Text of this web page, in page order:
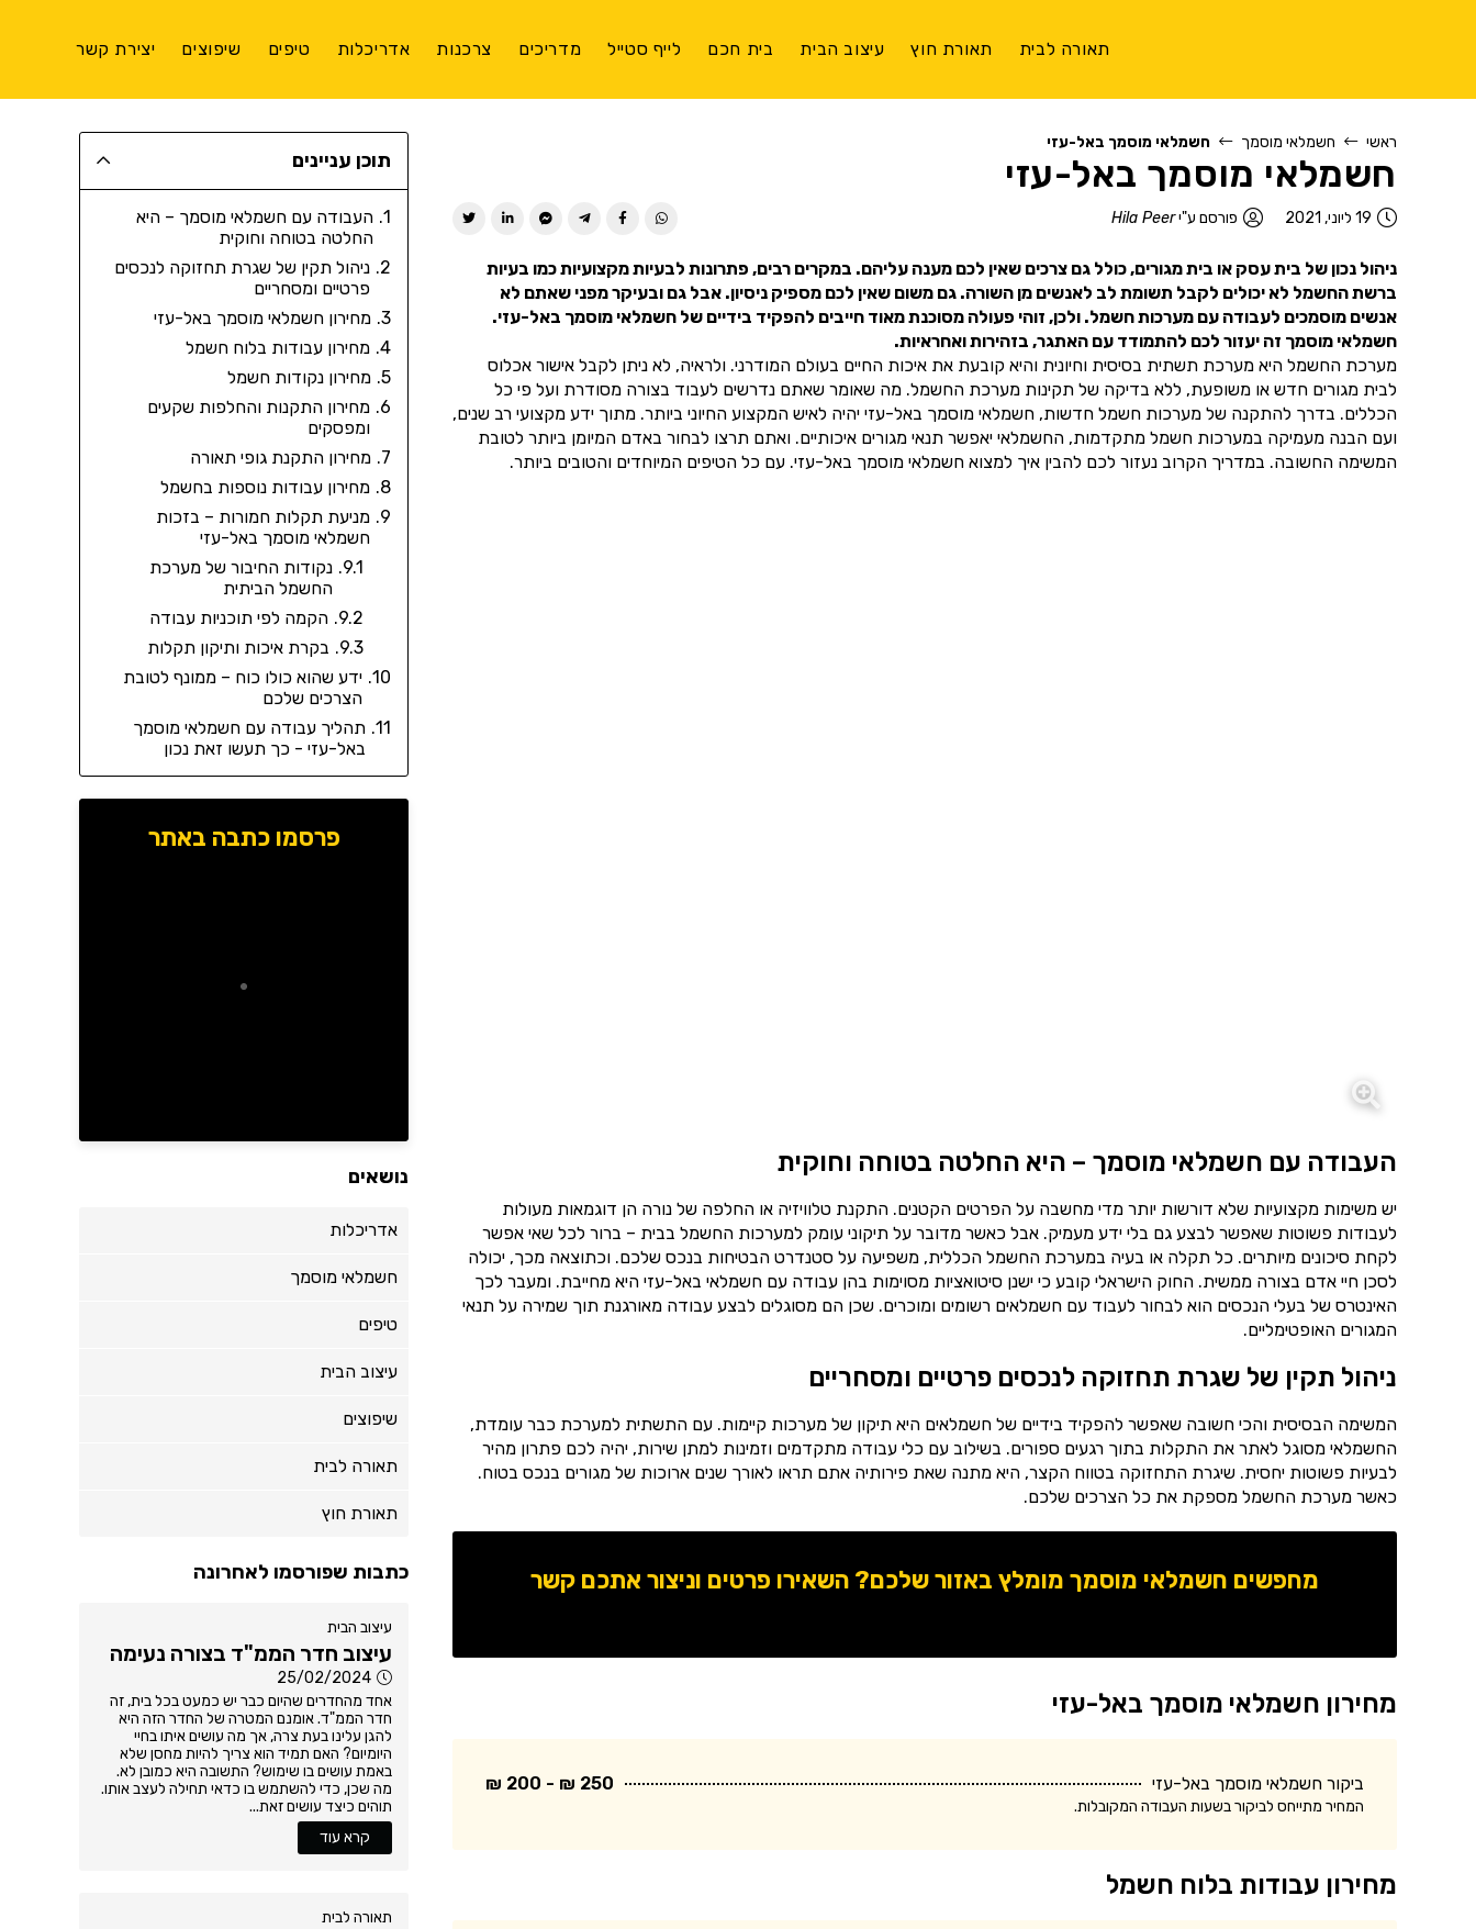
תאורה לבית תאורת חוץ עיצוב הבית בית חכם לייף סטייל מדריכים צרכנות אדריכלות טיפים שיפוצים יצירת קשר
ראשי חשמלאי מוסמך חשמלאי מוסמך באל-עזי
חשמלאי מוסמך באל-עזי
19 ליוני, 2021 פורסם ע"יHila Peer
ניהול נכון של בית עסק או בית מגורים, כולל גם צרכים שאין לכם מענה עליהם. במקרים רבים, פתרונות לבעיות מקצועיות כמו בעיות
ברשת החשמל לא יכולים לקבל תשומת לב לאנשים מן השורה. גם משום שאין לכם מספיק ניסיון. אבל גם ובעיקר מפני שאתם לא
אנשים מוסמכים לעבודה עם מערכות חשמל. ולכן, זוהי פעולה מסוכנת מאוד חייבים להפקיד בידיים של חשמלאי מוסמך באל-עזי.
חשמלאי מוסמך זה יעזור לכם להתמודד עם האתגר, בזהירות ואחראיות.
מערכת החשמל היא מערכת תשתית בסיסית וחיונית והיא קובעת את איכות החיים בעולם המודרני. ולראיה, לא ניתן לקבל אישור אכלוס
לבית מגורים חדש או משופעת, ללא בדיקה של תקינות מערכת החשמל. מה שאומר שאתם נדרשים לעבוד בצורה מסודרת ועל פי כל
הכללים. בדרך להתקנה של מערכות חשמל חדשות, חשמלאי מוסמך באל-עזי יהיה לאיש המקצוע החיוני ביותר. מתוך ידע מקצועי רב שנים,
ועם הבנה מעמיקה במערכות חשמל מתקדמות, החשמלאי יאפשר תנאי מגורים איכותיים. ואתם תרצו לבחור באדם המיומן ביותר לטובת
המשימה החשובה. במדריך הקרוב נעזור לכם להבין איך למצוא חשמלאי מוסמך באל-עזי. עם כל הטיפים המיוחדים והטובים ביותר.
העבודה עם חשמלאי מוסמך – היא החלטה בטוחה וחוקית
יש משימות מקצועיות שלא דורשות יותר מדי מחשבה על הפרטים הקטנים. התקנת טלוויזיה או החלפה של נורה הן דוגמאות מעולות
לעבודות פשוטות שאפשר לבצע גם בלי ידע מעמיק. אבל כאשר מדובר על תיקוני עומק למערכות החשמל בבית – ברור לכל שאי אפשר
לקחת סיכונים מיותרים. כל תקלה או בעיה במערכת החשמל הכללית, משפיעה על סטנדרט הבטיחות בנכס שלכם. וכתוצאה מכך, יכולה
לסכן חיי אדם בצורה ממשית. החוק הישראלי קובע כי ישנן סיטואציות מסוימות בהן עבודה עם חשמלאי באל-עזי היא מחייבת. ומעבר לכך
האינטרס של בעלי הנכסים הוא לבחור לעבוד עם חשמלאים רשומים ומוכרים. שכן הם מסוגלים לבצע עבודה מאורגנת תוך שמירה על תנאי
המגורים האופטימליים.
ניהול תקין של שגרת תחזוקה לנכסים פרטיים ומסחריים
המשימה הבסיסית והכי חשובה שאפשר להפקיד בידיים של חשמלאים היא תיקון של מערכות קיימות. עם התשתית למערכת כבר עומדת,
החשמלאי מסוגל לאתר את התקלות בתוך רגעים ספורים. בשילוב עם כלי עבודה מתקדמים וזמינות למתן שירות, יהיה לכם פתרון מהיר
לבעיות פשוטות יחסית. שיגרת התחזוקה בטווח הקצר, היא מתנה שאת פירותיה אתם תראו לאורך שנים ארוכות של מגורים בנכס בטוח.
כאשר מערכת החשמל מספקת את כל הצרכים שלכם.
מחפשים חשמלאי מוסמך מומלץ באזור שלכם? השאירו פרטים וניצור אתכם קשר
מחירון חשמלאי מוסמך באל-עזי
ביקור חשמלאי מוסמך באל-עזי 250 ₪ - 200 ₪
המחיר מתייחס לביקור בשעות העבודה המקובלות.
מחירון עבודות בלוח חשמל
תוכן עניינים
העבודה עם חשמלאי מוסמך – היא
החלטה בטוחה וחוקית
ניהול תקין של שגרת תחזוקה לנכסים
פרטיים ומסחריים
מחירון חשמלאי מוסמך באל-עזי
מחירון עבודות בלוח חשמל
מחירון נקודות חשמל
מחירון התקנות והחלפות שקעים
ומפסקים
מחירון התקנת גופי תאורה
מחירון עבודות נוספות בחשמל
מניעת תקלות חמורות – בזכות
חשמלאי מוסמך באל-עזי
נקודות החיבור של מערכת
החשמל הביתית
הקמה לפי תוכניות עבודה
בקרת איכות ותיקון תקלות
ידע שהוא כולו כוח – ממונף לטובת
הצרכים שלכם
תהליך עבודה עם חשמלאי מוסמך
באל-עזי - כך תעשו זאת נכון
פרסמו כתבה באתר
נושאים
אדריכלות
חשמלאי מוסמך
טיפים
עיצוב הבית
שיפוצים
תאורה לבית
תאורת חוץ
כתבות שפורסמו לאחרונה
עיצוב הבית
עיצוב חדר הממ"ד בצורה נעימה
25/02/2024
אחד מהחדרים שהיום כבר יש כמעט בכל בית, זה
חדר הממ"ד. אומנם המטרה של החדר הזה היא
להגן עלינו בעת צרה, אך מה עושים איתו בחיי
היומיום? האם תמיד הוא צריך להיות מחסן שלא
באמת עושים בו שימוש? התשובה היא כמובן לא.
מה שכן, כדי להשתמש בו כדאי תחילה לעצב אותו.
תוהים כיצד עושים זאת...
קרא עוד
תאורה לבית